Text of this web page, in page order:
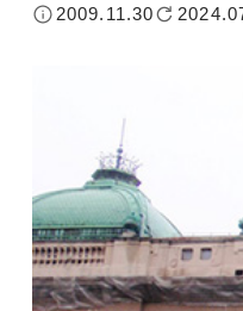
2009.11.30